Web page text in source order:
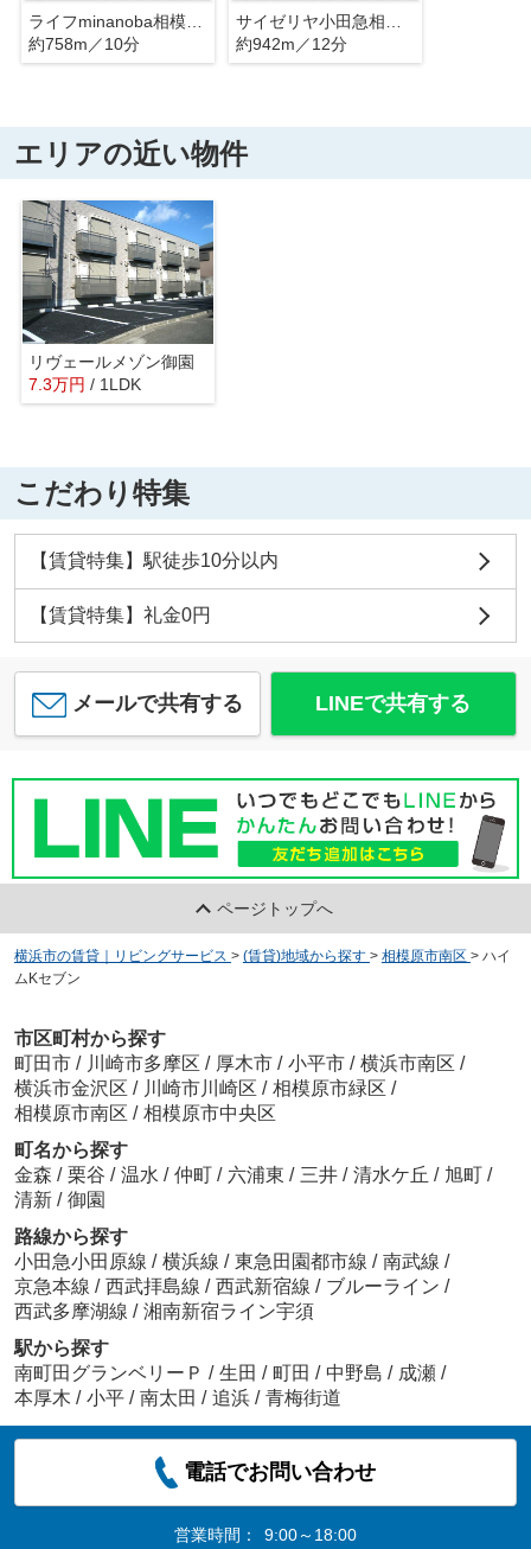
ライフminanoba相模原店
約758m／10分
サイゼリヤ小田急相模原駅前店
約942m／12分
エリアの近い物件
リヴェールメゾン御園
7.3万円 / 1LDK
こだわり特集
【賃貸特集】駅徒歩10分以内
【賃貸特集】礼金0円
メールで共有する LINEで共有する
ページトップへ
横浜市の賃貸｜リビングサービス > (賃貸)地域から探す > 相模原市南区 > ハイ
ムKセブン
市区町村から探す
町田市 / 川崎市多摩区 / 厚木市 / 小平市 / 横浜市南区 /
横浜市金沢区 / 川崎市川崎区 / 相模原市緑区 /
相模原市南区 / 相模原市中央区
町名から探す
金森 / 栗谷 / 温水 / 仲町 / 六浦東 / 三井 / 清水ケ丘 / 旭町 /
清新 / 御園
路線から探す
小田急小田原線 / 横浜線 / 東急田園都市線 / 南武線 /
京急本線 / 西武拝島線 / 西武新宿線 / ブルーライン /
西武多摩湖線 / 湘南新宿ライン宇須
駅から探す
南町田グランベリーＰ / 生田 / 町田 / 中野島 / 成瀬 /
本厚木 / 小平 / 南太田 / 追浜 / 青梅街道
電話でお問い合わせ
営業時間：
9:00～18:00